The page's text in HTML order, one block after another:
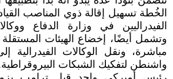
الخُطة تسهيل إقالة ذوي المناصب
الفيدراليين في وزارة الدفاع
وتشمل أيضًا، إخضاع الهيئات
مباشرة، ونقل الوكالات الفيدرالية
واشنطن لتفكيك الشبكات